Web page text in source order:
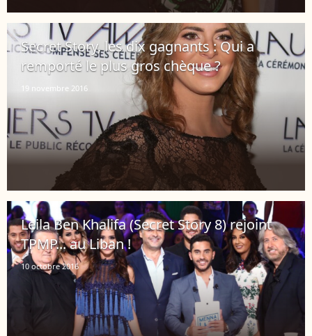
Secret Story, les dix gagnants : Qui a
remporté le plus gros chèque ?
19 novembre 2016
Leila Ben Khalifa (Secret Story 8) rejoint
TPMP... au Liban !
10 octobre 2016